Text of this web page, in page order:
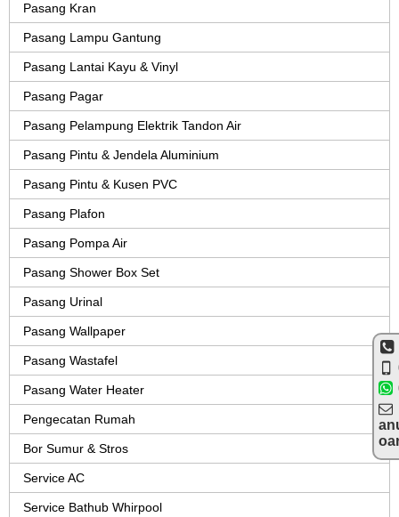
Pasang Kran
Pasang Lampu Gantung
Pasang Lantai Kayu & Vinyl
Pasang Pagar
Pasang Pelampung Elektrik Tandon Air
Pasang Pintu & Jendela Aluminium
Pasang Pintu & Kusen PVC
Pasang Plafon
Pasang Pompa Air
Pasang Shower Box Set
Pasang Urinal
Pasang Wallpaper
Pasang Wastafel
Pasang Water Heater
Pengecatan Rumah
Bor Sumur & Stros
Service AC
Service Bathub Whirpool